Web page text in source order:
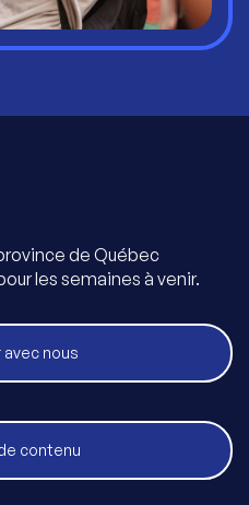
de Québec
les semaines à venir.
nous
contenu